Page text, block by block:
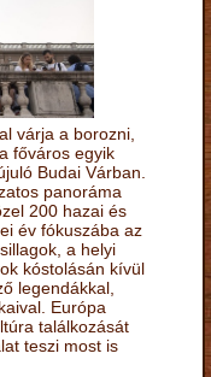
várja a borozni,
főváros egyik
Budai Várban.
panoráma
200 hazai és
év fókuszába az
a helyi
kóstolásán kívül
legendákkal,
Európa
találkozását
teszi most is